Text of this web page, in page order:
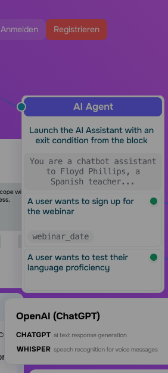
Anmelden Registrieren